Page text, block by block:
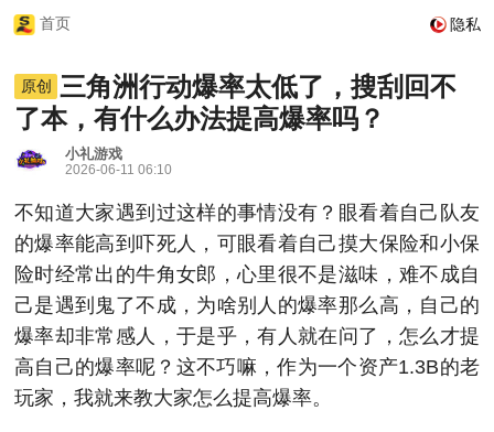
首页 隐私
原创
三角洲行动爆率太低了，搜刮回不
了本，有什么办法提高爆率吗？
小礼游戏
2026-06-11 06:10
不知道大家遇到过这样的事情没有？眼看着自己队友
的爆率能高到吓死人，可眼看着自己摸大保险和小保
险时经常出的牛角女郎，心里很不是滋味，难不成自
己是遇到鬼了不成，为啥别人的爆率那么高，自己的
爆率却非常感人，于是乎，有人就在问了，怎么才提
高自己的爆率呢？这不巧嘛，作为一个资产1.3B的老
玩家，我就来教大家怎么提高爆率。